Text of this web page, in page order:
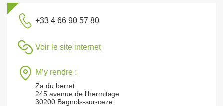
+33 4 66 90 57 80
Voir le site internet
M’y rendre :
Za du berret
245 avenue de l'hermitage
30200 Bagnols-sur-ceze